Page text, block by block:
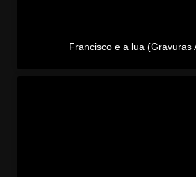
Francisco e a lua (Gravuras